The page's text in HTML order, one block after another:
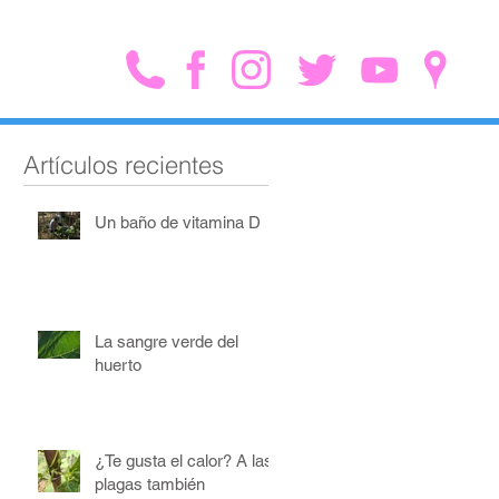
Artículos recientes
Un baño de vitamina D
La sangre verde del
huerto
¿Te gusta el calor? A las
plagas también